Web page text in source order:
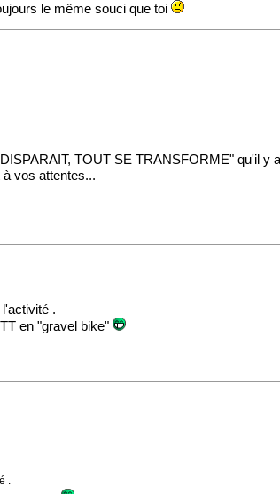
le même souci que toi
TOUT SE TRANSFORME" qu'il y
vos attentes...
.
en "gravel bike"
.